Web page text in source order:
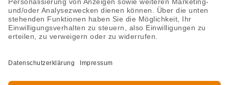
Abonnieren
Abmeldung jederzeit möglich.